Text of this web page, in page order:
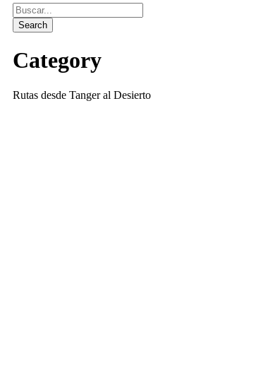
Category
Rutas desde Tanger al Desierto